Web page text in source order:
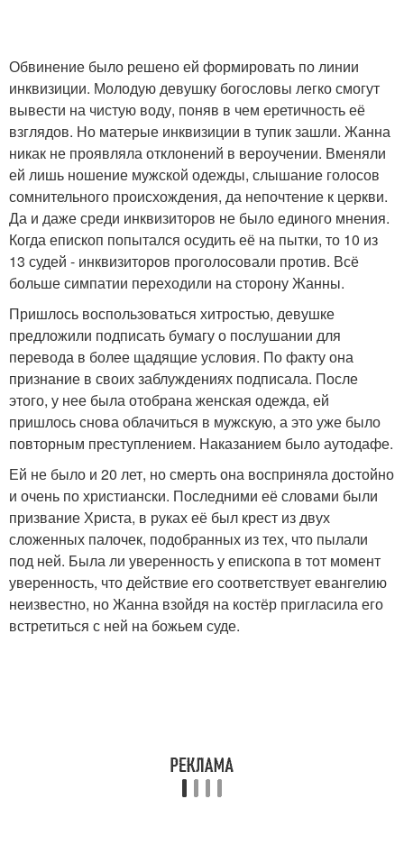
Обвинение было решено ей формировать по линии
инквизиции. Молодую девушку богословы легко смогут
вывести на чистую воду, поняв в чем еретичность её
взглядов. Но матерые инквизиции в тупик зашли. Жанна
никак не проявляла отклонений в вероучении. Вменяли
ей лишь ношение мужской одежды, слышание голосов
сомнительного происхождения, да непочтение к церкви.
Да и даже среди инквизиторов не было единого мнения.
Когда епископ попытался осудить её на пытки, то 10 из
13 судей - инквизиторов проголосовали против. Всё
больше симпатии переходили на сторону Жанны.
Пришлось воспользоваться хитростью, девушке
предложили подписать бумагу о послушании для
перевода в более щадящие условия. По факту она
признание в своих заблуждениях подписала. После
этого, у нее была отобрана женская одежда, ей
пришлось снова облачиться в мужскую, а это уже было
повторным преступлением. Наказанием было аутодафе.
Ей не было и 20 лет, но смерть она восприняла достойно
и очень по христиански. Последними её словами были
призвание Христа, в руках её был крест из двух
сложенных палочек, подобранных из тех, что пылали
под ней. Была ли уверенность у епископа в тот момент
уверенность, что действие его соответствует евангелию
неизвестно, но Жанна взойдя на костёр пригласила его
встретиться с ней на божьем суде.